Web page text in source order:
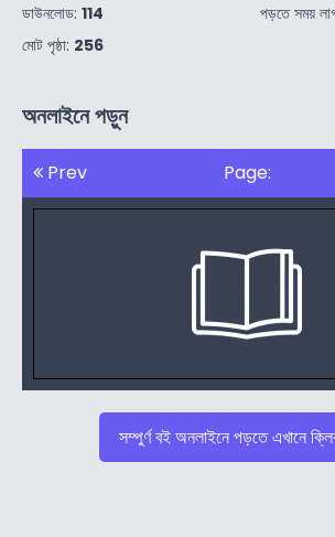
ডাউনলোড: 114
মোট পৃষ্ঠা: 256
পড়তে সময়
অনলাইনে পড়ুন
Prev Page:
সম্পুর্ণ বই অনলাইনে পড়তে এখানে